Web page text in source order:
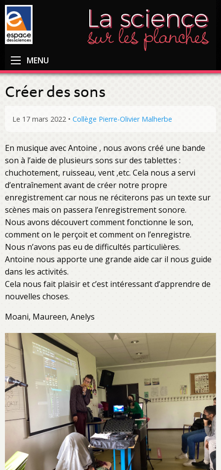
MENU
Créer des sons
Le 17 mars 2022 • Collège Pierre-Olivier Malherbe
En musique avec Antoine , nous avons créé une bande
son à l’aide de plusieurs sons sur des tablettes :
chuchotement, ruisseau, vent ,etc. Cela nous a servi
d’entraînement avant de créer notre propre
enregistrement car nous ne réciterons pas un texte sur
scènes mais on passera l’enregistrement sonore.
Nous avons découvert comment fonctionne le son,
comment on le perçoit et comment on l’enregistre.
Nous n’avons pas eu de difficultés particulières.
Antoine nous apporte une grande aide car il nous guide
dans les activités.
Cela nous fait plaisir et c’est intéressant d’apprendre de
nouvelles choses.
Moani, Maureen, Anelys